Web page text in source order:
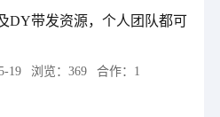
DY带发资源，个人团队都可
19 浏览： 369 合作： 1